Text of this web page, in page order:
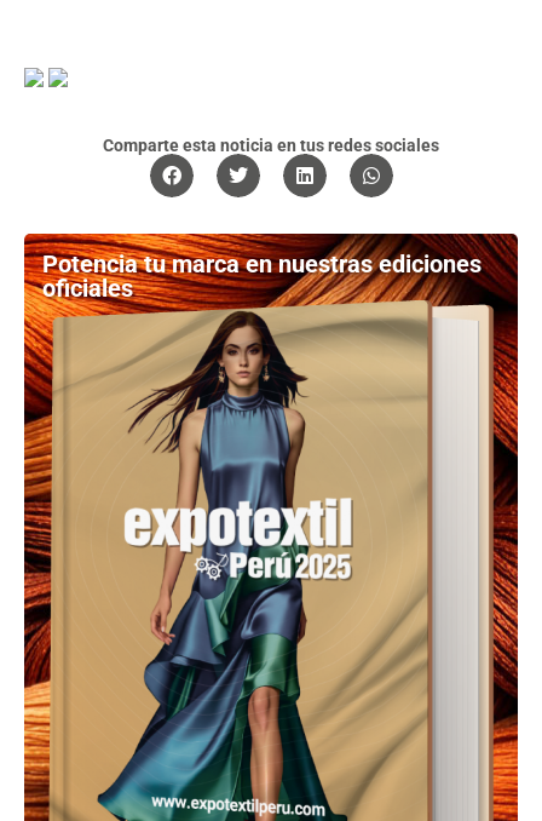
Comparte esta noticia en tus redes sociales
Potencia tu marca en nuestras ediciones
oficiales